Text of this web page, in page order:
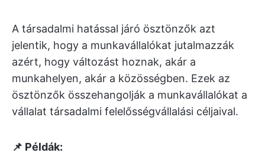
A társadalmi hatással járó ösztönzők azt
jelentik, hogy a munkavállalókat jutalmazzák
azért, hogy változást hoznak, akár a
munkahelyen, akár a közösségben. Ezek az
ösztönzők összehangolják a munkavállalókat a
vállalat társadalmi felelősségvállalási céljaival.
📌 Példák: